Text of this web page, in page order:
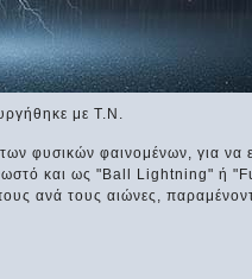
με Τ.Ν.
φυσικών φαινομένων, για να
και ως "Ball Lightning" ή
ανά τους αιώνες,